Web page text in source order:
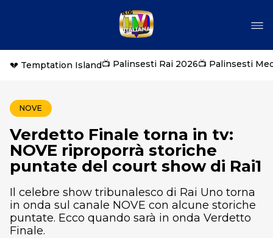
💔 Temptation Island📺 Palinsesti Rai 2026📺 Palinsesti
NOVE
Verdetto Finale torna in tv:
NOVE riproporrà storiche
puntate del court show di Rai1
Il celebre show tribunalesco di Rai Uno torna
in onda sul canale NOVE con alcune storiche
puntate. Ecco quando sarà in onda Verdetto
Finale.